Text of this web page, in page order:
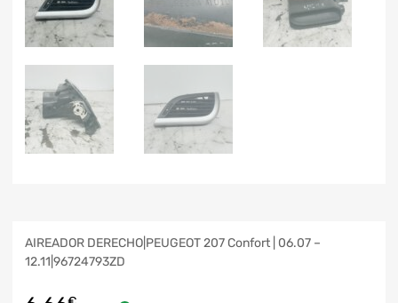
AIREADOR DERECHO|PEUGEOT 207 Confort | 06.07 –
12.11|96724793ZD